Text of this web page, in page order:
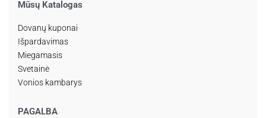
Mūsų Katalogas
Dovanų kuponai
Išpardavimas
Miegamasis
Svetainė
Vonios kambarys
PAGALBA